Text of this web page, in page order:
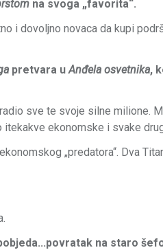
na svoga „favorita“.
i dovoljno novaca da kupi
pretvara uAnđela osvetnika,
sve te svoje silne milione.
ekonomske i svake
„predatora“. Dva
na staro